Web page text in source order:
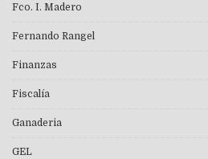
Fco. I. Madero
Fernando Rangel
Finanzas
Fiscalía
Ganaderia
GEL